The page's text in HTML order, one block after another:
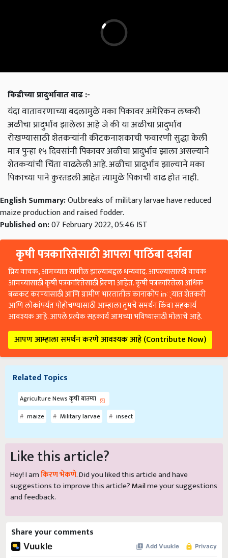
किडीच्या प्रादुर्भावात वाढ :-
यंदा वातावरणाच्या बदलामुळे मका पिकावर अमेरिकन लष्करी
अळीचा प्रादुर्भाव झालेला आहे जे की या अळीचा प्रादुर्भाव
रोखण्यासाठी शेतकऱ्यांनी कीटकनाशकाची फवारणी सुद्धा केली
मात्र पुन्हा १५ दिवसांनी पिकावर अळीचा प्रादुर्भाव झाला असल्याने
शेतकऱ्यांची चिंता वाढलेली आहे. अळीचा प्रादुर्भाव झाल्याने मका
पिकाच्या पाने कुरतडली आहेत त्यामुळे पिकाची वाढ होत नाही.
English Summary:Outbreaks of military larvae have reduced
maize production and raised fodder.
Published on:07 February 2022, 05:46 IST
कृषी पत्रकारितेसाठी आपला पाठिंबा दर्शवा
प्रिय वाचक, आमच्यात सामील झाल्याबद्दल धन्यवाद. आपल्यासारखे वाचक
आमच्यासाठी कृषी पत्रकारितेसाठी प्रेरणा आहेत. कृषी पत्रकारितेला अधिक
बळकट करण्यासाठी आणि ग्रामीण भारतातील कानाकोप in्यात शेतकरी
आणि लोकांपर्यंत पोहोचण्यासाठी आम्हाला तुमचे समर्थन किंवा सहकार्य
आवश्यक आहे. आपले प्रत्येक सहकार्य आमच्या भविष्यासाठी मोलाचे आहे.
आपण आम्हाला समर्थन करणे आवश्यक आहे (Contribute Now)
Related Topics
Agriculture News कृषी बातम्या
maize
Military larvae insect
Like this article?
Hey! I amकिरण भेकणे. Did you liked this article and have
suggestions to improve this article?Mailme your suggestions
and feedback.
Share your comments